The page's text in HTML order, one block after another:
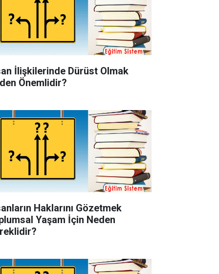
İlişkilerinde Dürüst Olmak
Önemlidir?
Haklarını Gözetmek
Yaşam İçin Neden